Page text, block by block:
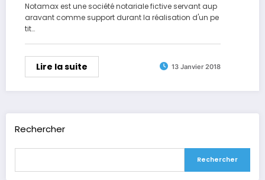
Notamax est une société notariale fictive servant aup
aravant comme support durant la réalisation d'un pe
tit…
Lire la suite 13 Janvier 2018
Rechercher
Rechercher